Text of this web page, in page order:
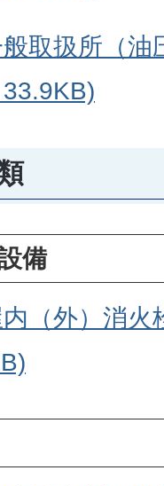
般取扱所（
備
内（外）消